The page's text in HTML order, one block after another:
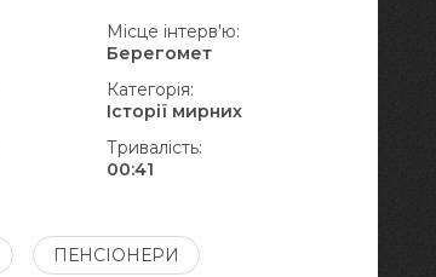
Місце інтерв'ю:
Берегомет
Категорія:
Історії мирних
Тривалість:
00:41
ПЕНСІОНЕРИ